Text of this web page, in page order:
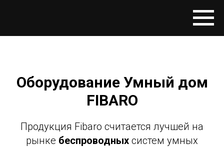
Оборудование Умный дом
FIBARO
Продукция Fibaro считается лучшей на
рынке беспроводных систем умных